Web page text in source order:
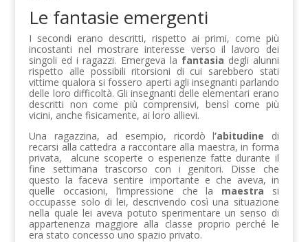
Le fantasie emergenti
I secondi erano descritti, rispetto ai primi, come più
incostanti nel mostrare interesse verso il lavoro dei
singoli ed i ragazzi. Emergeva la fantasia degli alunni
rispetto alle possibili ritorsioni di cui sarebbero stati
vittime qualora si fossero aperti agli insegnanti parlando
delle loro difficoltà. Gli insegnanti delle elementari erano
descritti non come più comprensivi, bensì come più
vicini, anche fisicamente, ai loro allievi.
Una ragazzina, ad esempio, ricordò l’abitudine di
recarsi alla cattedra a raccontare alla maestra, in forma
privata, alcune scoperte o esperienze fatte durante il
fine settimana trascorso con i genitori. Disse che
questo la faceva sentire importante e che aveva, in
quelle occasioni, l’impressione che la maestra si
occupasse solo di lei, descrivendo così una situazione
nella quale lei aveva potuto sperimentare un senso di
appartenenza maggiore alla classe proprio perché le
era stato concesso uno spazio privato.